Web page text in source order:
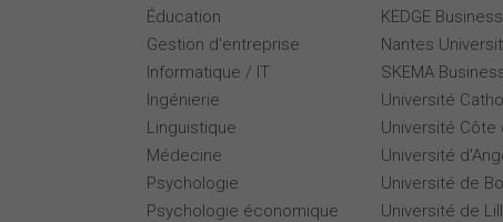
Éducation
Gestion d'entreprise
Informatique / IT
Ingénierie
Linguistique
Médecine
Psychologie
Psychologie économique
KEDGE
Nantes
SKEMA
Université
Université Côte
Université
Université de
Université de